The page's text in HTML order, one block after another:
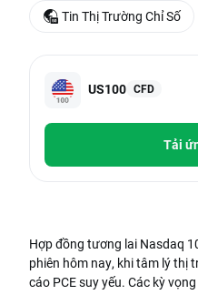
US100 CFD
Tải
Hợp đồng tương lai Nasdaq
phiên hôm nay, khi tâm lý thị
cáo PCE suy yếu. Các kỳ
Tin Thị Trường Chỉ Số